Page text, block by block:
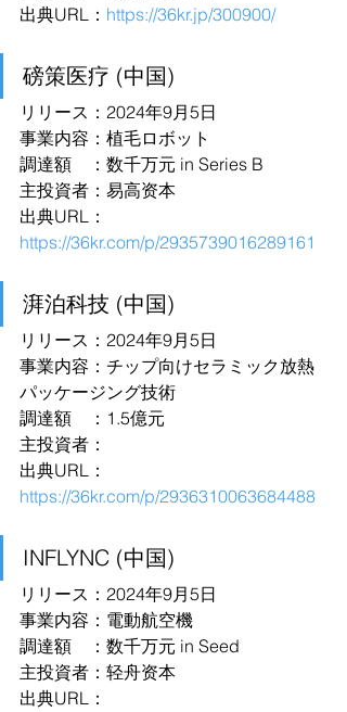
出典URL： https://36kr.jp/300900/
磅策医疗 (中国)
リリース：2024年9月5日
事業内容：植毛ロボット
調達額　：数千万元 in Series B
主投資者：易高资本
出典URL：
https://36kr.com/p/2935739016289161
湃泊科技 (中国)
リリース：2024年9月5日
事業内容：チップ向けセラミック放熱
パッケージング技術
調達額　：1.5億元
主投資者：
出典URL：
https://36kr.com/p/2936310063684488
INFLYNC (中国)
リリース：2024年9月5日
事業内容：電動航空機
調達額　：数千万元 in Seed
主投資者：轻舟资本
出典URL：